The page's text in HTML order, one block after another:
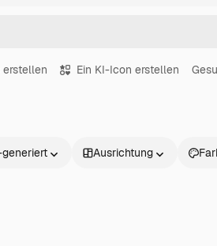
erstellen Ein KI-Icon erstellen
generiert Ausrichtung